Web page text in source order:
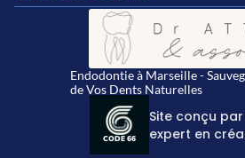
Endodontie à Marseille -
de Vos Dents Naturelles
CODE 66
Site conçu
expert en